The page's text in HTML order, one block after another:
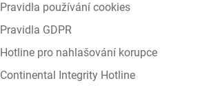
Pravidla používání cookies
Pravidla GDPR
Hotline pro nahlašování korupce
Continental Integrity Hotline